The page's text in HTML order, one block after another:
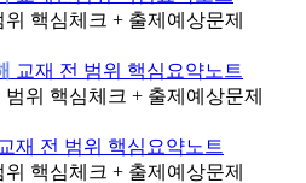
위 핵심체크 + 출제예상문제
교재 전 범위 핵심요약노트
범위 핵심체크 + 출제예상문제
교재 전 범위 핵심요약노트
위 핵심체크 + 출제예상문제